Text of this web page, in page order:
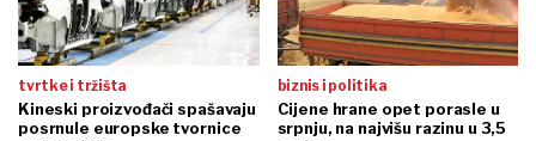
tvrtke i tržišta
Kineski proizvođači spašavaju
posrnule europske tvornice
biznis i politika
Cijene hrane opet porasle u
srpnju, na najvišu razinu u 3,5